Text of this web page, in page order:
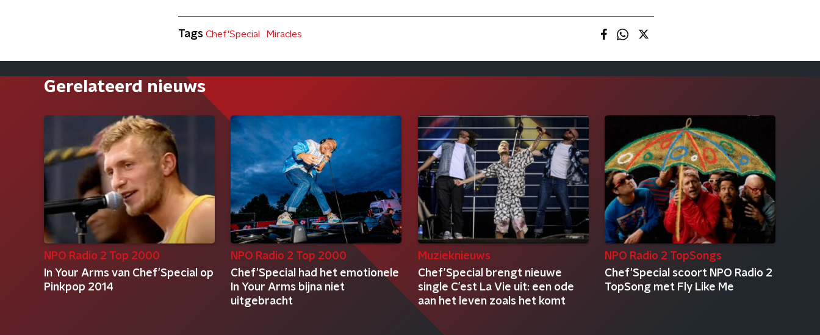
Tags Chef'Special Miracles
Gerelateerd nieuws
NPO Radio 2 Top 2000
In Your Arms van Chef'Special op
Pinkpop 2014
NPO Radio 2 Top 2000
Chef'Special had het emotionele
In Your Arms bijna niet
uitgebracht
Muzieknieuws
Chef’Special brengt nieuwe
single C’est La Vie uit: een ode
aan het leven zoals het komt
NPO Radio 2 TopSongs
Chef'Special scoort NPO Radio 2
TopSong met Fly Like Me